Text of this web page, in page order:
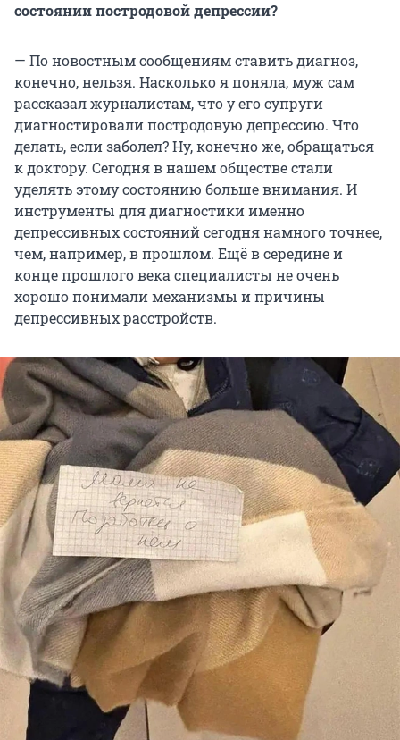
состоянии постродовой депрессии?
— По новостным сообщениям ставить диагноз,
конечно, нельзя. Насколько я поняла, муж сам
рассказал журналистам, что у его супруги
диагностировали постродовую депрессию. Что
делать, если заболел? Ну, конечно же, обращаться
к доктору. Сегодня в нашем обществе стали
уделять этому состоянию больше внимания. И
инструменты для диагностики именно
депрессивных состояний сегодня намного точнее,
чем, например, в прошлом. Ещё в середине и
конце прошлого века специалисты не очень
хорошо понимали механизмы и причины
депрессивных расстройств.